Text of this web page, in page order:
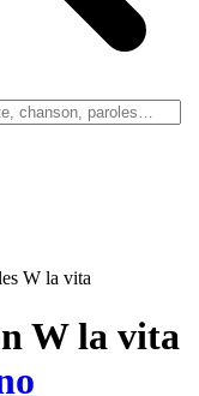
W la vita
W la vita